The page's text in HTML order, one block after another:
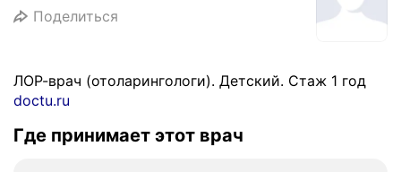
Поделиться
ЛОР-врач (отоларингологи). Детский. Стаж 1 год
doctu.ru
Где принимает этот врач